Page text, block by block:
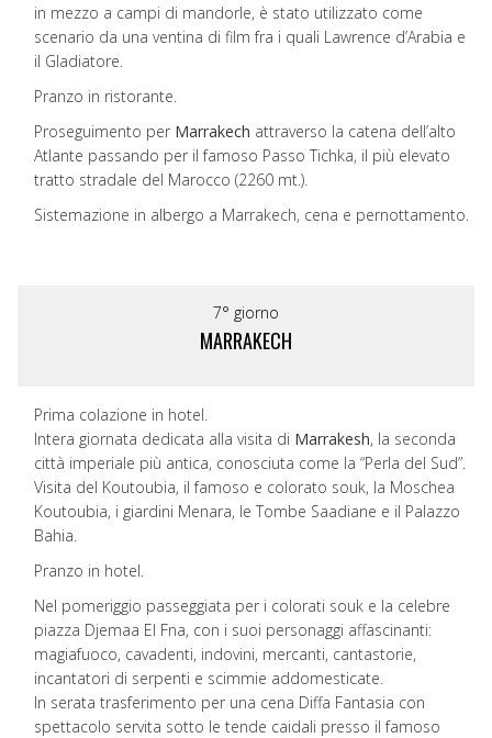
in mezzo a campi di mandorle, è stato utilizzato come
scenario da una ventina di film fra i quali Lawrence d’Arabia e
il Gladiatore.
Pranzo in ristorante.
Proseguimento per Marrakech attraverso la catena dell’alto
Atlante passando per il famoso Passo Tichka, il più elevato
tratto stradale del Marocco (2260 mt.).
Sistemazione in albergo a Marrakech, cena e pernottamento.
7° giorno
MARRAKECH
Prima colazione in hotel.
Intera giornata dedicata alla visita di Marrakesh, la seconda
città imperiale più antica, conosciuta come la “Perla del Sud”.
Visita del Koutoubia, il famoso e colorato souk, la Moschea
Koutoubia, i giardini Menara, le Tombe Saadiane e il Palazzo
Bahia.
Pranzo in hotel.
Nel pomeriggio passeggiata per i colorati souk e la celebre
piazza Djemaa El Fna, con i suoi personaggi affascinanti:
magiafuoco, cavadenti, indovini, mercanti, cantastorie,
incantatori di serpenti e scimmie addomesticate.
In serata trasferimento per una cena Diffa Fantasia con
spettacolo servita sotto le tende caidali presso il famoso